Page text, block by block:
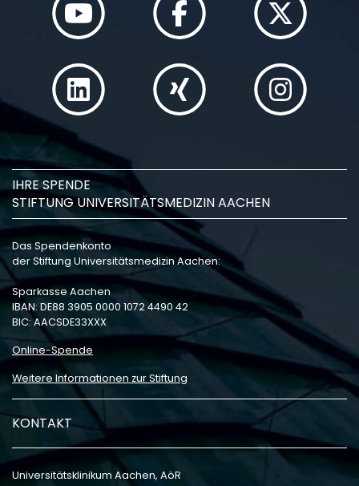
IHRE SPENDE
STIFTUNG UNIVERSITÄTSMEDIZIN AACHEN
Das Spendenkonto
der Stiftung Universitätsmedizin Aachen:
Sparkasse Aachen
IBAN: DE88 3905 0000 1072 4490 42
BIC: AACSDE33XXX
Online-Spende
Weitere Informationen zur Stiftung
KONTAKT
Universitätsklinikum Aachen, AöR